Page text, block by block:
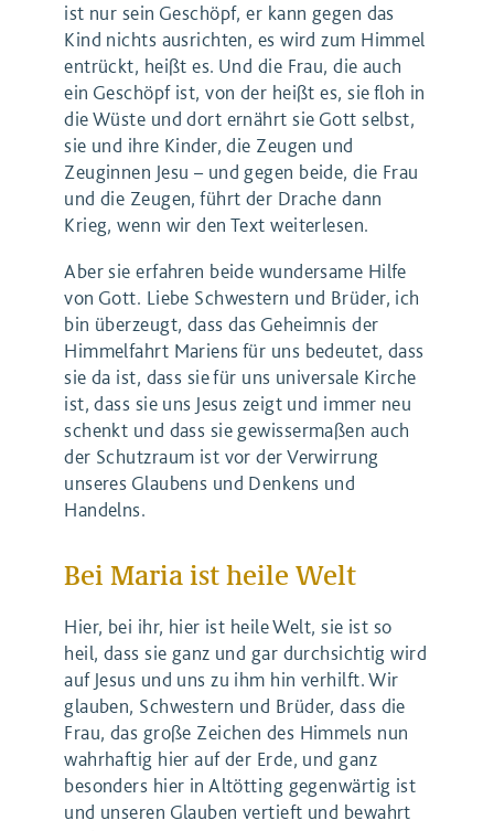
ist nur sein Geschöpf, er kann gegen das
Kind nichts ausrichten, es wird zum Himmel
entrückt, heißt es. Und die Frau, die auch
ein Geschöpf ist, von der heißt es, sie floh in
die Wüste und dort ernährt sie Gott selbst,
sie und ihre Kinder, die Zeugen und
Zeuginnen Jesu – und gegen beide, die Frau
und die Zeugen, führt der Drache dann
Krieg, wenn wir den Text weiterlesen.
Aber sie erfahren beide wundersame Hilfe
von Gott. Liebe Schwestern und Brüder, ich
bin überzeugt, dass das Geheimnis der
Himmelfahrt Mariens für uns bedeutet, dass
sie da ist, dass sie für uns universale Kirche
ist, dass sie uns Jesus zeigt und immer neu
schenkt und dass sie gewissermaßen auch
der Schutzraum ist vor der Verwirrung
unseres Glaubens und Denkens und
Handelns.
Bei Maria ist heile Welt
Hier, bei ihr, hier ist heile Welt, sie ist so
heil, dass sie ganz und gar durchsichtig wird
auf Jesus und uns zu ihm hin verhilft. Wir
glauben, Schwestern und Brüder, dass die
Frau, das große Zeichen des Himmels nun
wahrhaftig hier auf der Erde, und ganz
besonders hier in Altötting gegenwärtig ist
und unseren Glauben vertieft und bewahrt